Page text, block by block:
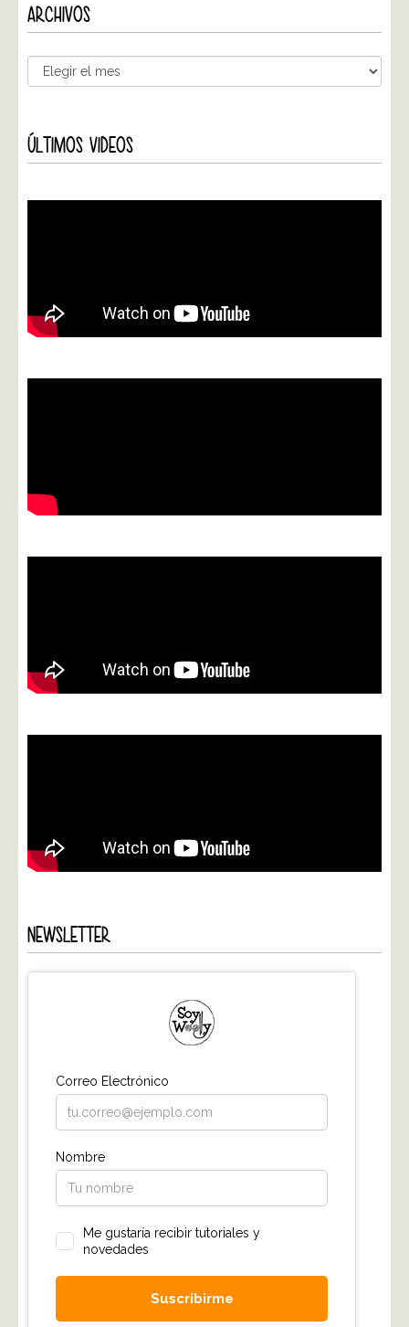
ARCHIVOS
ÚLTIMOS VIDEOS
NEWSLETTER